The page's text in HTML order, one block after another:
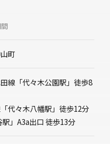
町
線「代々木公園駅」徒歩8
代々木八幡駅」徒歩12分
」A3a出口 徒歩13分